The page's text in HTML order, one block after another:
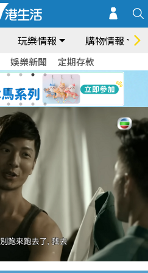
玩樂情報 購物情報
娛樂新聞 定期存款